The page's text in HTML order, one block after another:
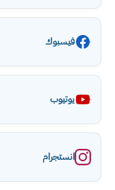
فيسبوك
يوتيوب
انستجرام